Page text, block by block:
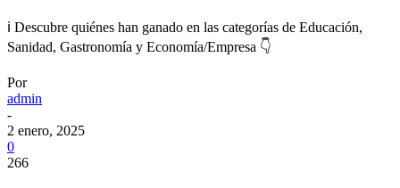
ℹ️ Descubre quiénes han ganado en las categorías de Educación,
Sanidad, Gastronomía y Economía/Empresa 👇
Por
admin
-
2 enero, 2025
0
266